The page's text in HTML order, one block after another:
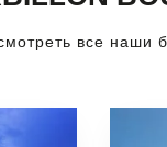
все наши